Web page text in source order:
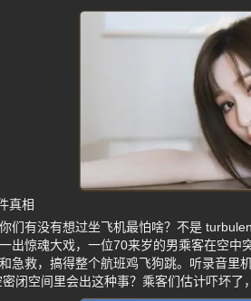
真相
们有没有想过坐飞机最怕啥？不是
出惊魂大戏，一位70来岁的男乘客在空
急救，搞得整个航班鸡飞狗跳。听录音里
闭空间里会出这种事？乘客们估计吓坏了